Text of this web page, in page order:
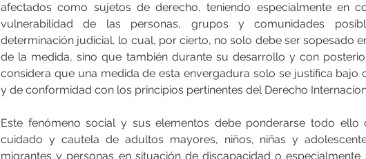
afectados como sujetos de derecho, teniendo especialmente en
vulnerabilidad de las personas, grupos y comunidades
determinación judicial, lo cual, por cierto, no solo debe ser sopesado
de la medida, sino que también durante su desarrollo y con
considera que una medida de esta envergadura solo se justifica bajo
y de conformidad con los principios pertinentes del Derecho
Este fenómeno social y sus elementos debe ponderarse todo ello
cuidado y cautela de adultos mayores, niños, niñas y
migrantes y personas en situación de discapacidad o